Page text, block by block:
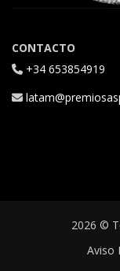
CONTACTO
+34 653854919
2026 ©
Aviso